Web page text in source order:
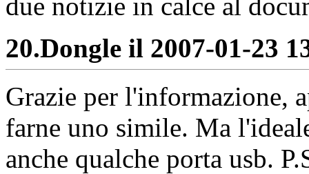
20.Dongle il 2007-01-23
Grazie per l'informazione,
farne uno simile. Ma
anche qualche porta usb.